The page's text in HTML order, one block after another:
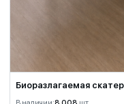
Биоразлагаемая